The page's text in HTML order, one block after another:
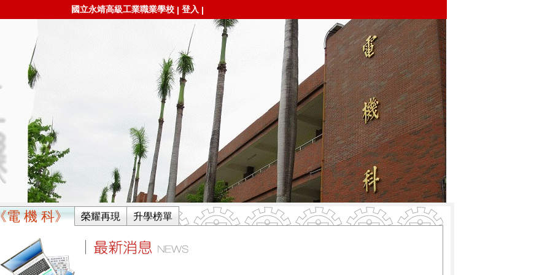
國立永靖高級工業職業學校 | 登入 |
電 機 科》 榮耀再現 升學榜單